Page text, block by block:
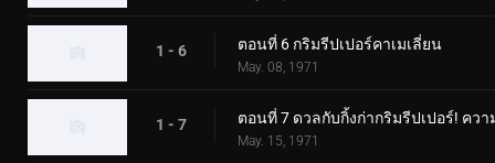
1 - 6 ตอนที่ 6 กริมรีปเปอร์คาเมเลี่ยน
May. 08, 1971
1 - 7 ตอนที่ 7 ดวลกับกิ้งก่ากริมรีปเปอร์! คว
May. 15, 1971